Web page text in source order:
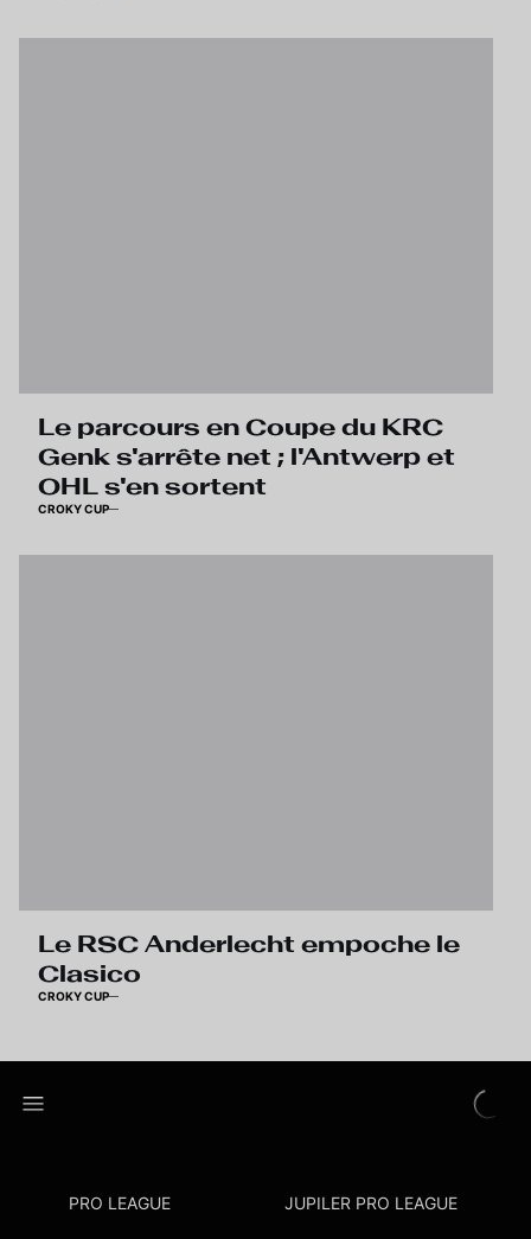
Le parcours en Coupe du KRC
Genk s'arrête net ; l'Antwerp et
OHL s'en sortent
CROKY CUP
Le RSC Anderlecht empoche le
Clasico
CROKY CUP
PRO LEAGUE JUPILER PRO LEAGUE